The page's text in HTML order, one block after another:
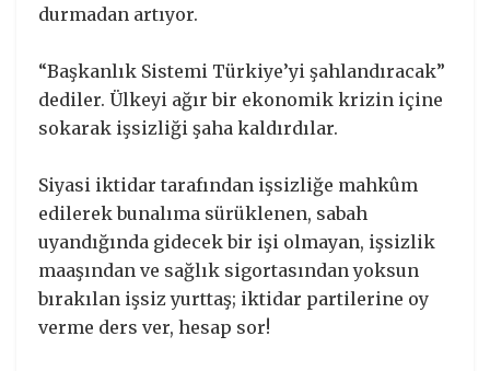
durmadan artıyor.
“Başkanlık Sistemi Türkiye’yi şahlandıracak”
dediler. Ülkeyi ağır bir ekonomik krizin içine
sokarak işsizliği şaha kaldırdılar.
Siyasi iktidar tarafından işsizliğe mahkûm
edilerek bunalıma sürüklenen, sabah
uyandığında gidecek bir işi olmayan, işsizlik
maaşından ve sağlık sigortasından yoksun
bırakılan işsiz yurttaş; iktidar partilerine oy
verme ders ver, hesap sor!